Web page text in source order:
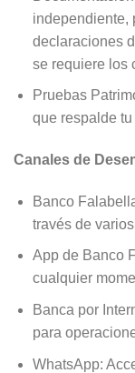
independiente,
declaraciones
se requiere los
Pruebas
que respalde
Canales de
Banco
través de
App de Banco
cualquier
Banca por
para
WhatsApp: